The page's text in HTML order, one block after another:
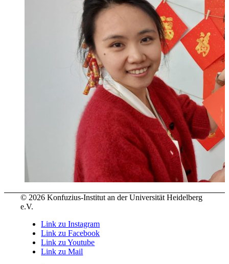
© 2026 Konfuzius-Institut an der Universität Heidelberg
e.V.
Link zu Instagram
Link zu Facebook
Link zu Youtube
Link zu Mail